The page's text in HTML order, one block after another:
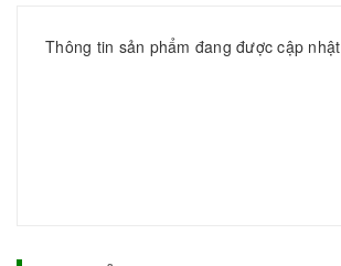
Thông tin sản phẩm đang được cập nhật